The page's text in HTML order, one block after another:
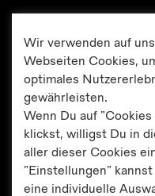
Wir verwenden auf
Webseiten Cookies,
optimales
gewährleisten.
Wenn Du auf
klickst, willigst Du in
aller dieser Cookies
"Einstellungen"
eine individuelle